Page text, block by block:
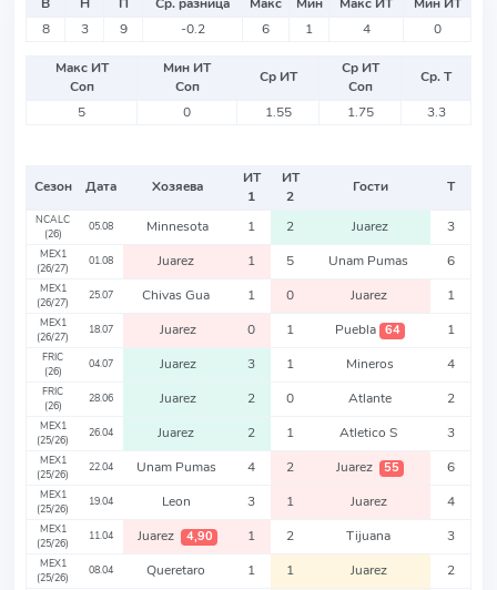
В Н П Ср. разница Макс Мин Макс ИТ
Мин ИТ
8
3 9 -0.2 6 1 4 0
Макс ИТ
Соп
Мин ИТ
Соп
Ср ИТ
Ср ИТ
Соп
Ср. Т
5
0 1.55 1.75 3.3
Сезон Дата Хозяева
ИТ
1
ИТ
2
Гости Т
NCALC
(26)
05.08 Minnesota 1 2 Juarez 3
MEX1
(26/27)
01.08 Juarez 1 5 Unam Pumas 6
MEX1
(26/27)
25.07 Chivas Gua 1 0 Juarez 1
MEX1
(26/27)
18.07 Juarez 0 1 Puebla 64 1
FRIC
(26)
04.07 Juarez 3 1 Mineros 4
FRIC
(26)
28.06 Juarez 2 0 Atlante 2
MEX1
(25/26)
26.04 Juarez 2 1 Atletico S 3
MEX1
(25/26)
22.04 Unam Pumas 4 2 Juarez 55 6
MEX1
(25/26)
19.04 Leon 3 1 Juarez 4
MEX1
(25/26)
11.04 Juarez 4,90 1 2 Tijuana 3
MEX1
(25/26)
08.04 Queretaro 1 1 Juarez 2